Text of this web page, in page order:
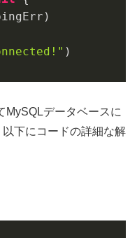
)
MySQLデータベースに
下にコードの詳細な解